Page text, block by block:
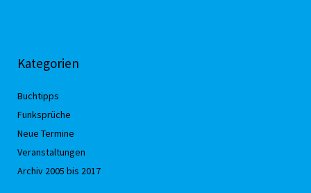
Kategorien
Buchtipps
Funksprüche
Neue Termine
Veranstaltungen
Archiv 2005 bis 2017